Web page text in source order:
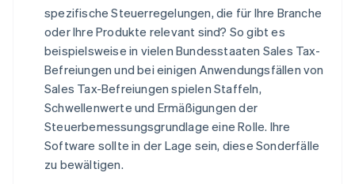
spezifische Steuerregelungen, die für Ihre Branche
oder Ihre Produkte relevant sind? So gibt es
beispielsweise in vielen Bundesstaaten Sales Tax-
Befreiungen und bei einigen Anwendungsfällen von
Sales Tax-Befreiungen spielen Staffeln,
Schwellenwerte und Ermäßigungen der
Steuerbemessungsgrundlage eine Rolle. Ihre
Software sollte in der Lage sein, diese Sonderfälle
zu bewältigen.